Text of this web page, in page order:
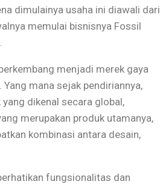
dimulainya usaha ini diawali dari
memulai bisnisnya Fossil
menjadi merek gaya
mana sejak pendiriannya,
dikenal secara global,
merupakan produk utamanya,
kombinasi antara desain,
fungsionalitas dan